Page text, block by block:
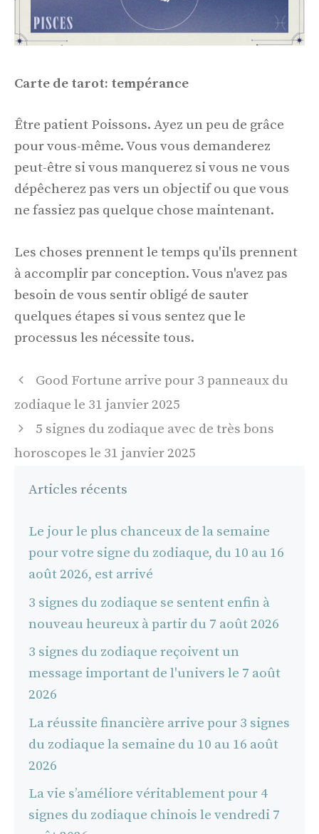
Carte de tarot: tempérance
Être patient Poissons. Ayez un peu de grâce
pour vous-même. Vous vous demanderez
peut-être si vous manquerez si vous ne vous
dépêcherez pas vers un objectif ou que vous
ne fassiez pas quelque chose maintenant.
Les choses prennent le temps qu'ils prennent
à accomplir par conception. Vous n'avez pas
besoin de vous sentir obligé de sauter
quelques étapes si vous sentez que le
processus les nécessite tous.
Navigation
des
Good Fortune arrive pour 3 panneaux du
zodiaque le 31 janvier 2025
5 signes du zodiaque avec de très bons
horoscopes le 31 janvier 2025
Articles récents
Le jour le plus chanceux de la semaine
pour votre signe du zodiaque, du 10 au 16
août 2026, est arrivé
3 signes du zodiaque se sentent enfin à
nouveau heureux à partir du 7 août 2026
3 signes du zodiaque reçoivent un
message important de l'univers le 7 août
2026
La réussite financière arrive pour 3 signes
du zodiaque la semaine du 10 au 16 août
2026
La vie s’améliore véritablement pour 4
signes du zodiaque chinois le vendredi 7